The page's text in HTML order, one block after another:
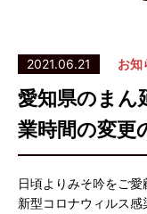
2021.06.21 お知
愛知県のまん
業時間の変更
日頃よりみそ吟をご愛
新型コロナウィルス